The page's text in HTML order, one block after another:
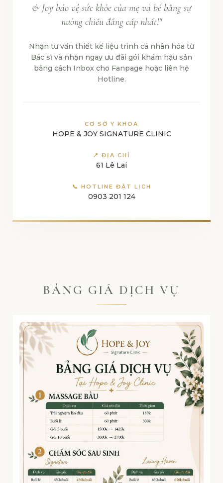
& Joy bảo vệ sức khỏe của mẹ và bé bằng sự
nuông chiều đẳng cấp nhất!"
Nhận tư vấn thiết kế liệu trình cá nhân hóa từ
Bác sĩ và nhận ngay ưu đãi gói khám hậu sản
bằng cách Inbox cho Fanpage hoặc liên hệ
Hotline.
CƠ SỞ Y KHOA
HOPE & JOY SIGNATURE CLINIC
📍 ĐỊA CHỈ
61 Lê Lai
📞 HOTLINE ĐẶT LỊCH
0903 201 124
BẢNG GIÁ DỊCH VỤ